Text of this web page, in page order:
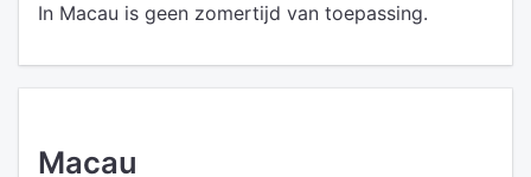
In Macau is geen zomertijd van toepassing.
Macau